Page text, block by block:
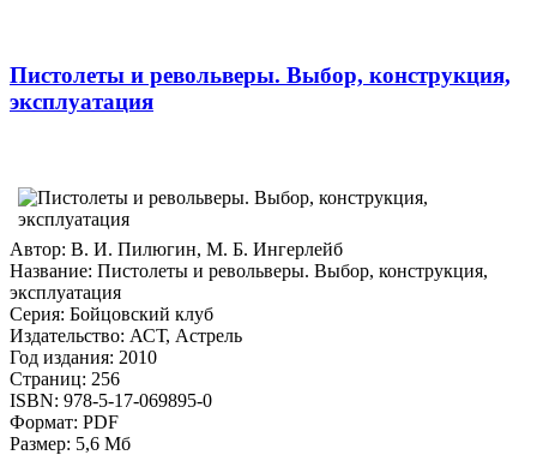
Пистолеты и револьверы. Выбор, конструкция,
эксплуатация
Автор: В. И. Пилюгин, М. Б. Ингерлейб
Название: Пистолеты и револьверы. Выбор, конструкция,
эксплуатация
Серия: Бойцовский клуб
Издательство: АСТ, Астрель
Год издания: 2010
Страниц: 256
ISBN: 978-5-17-069895-0
Формат: PDF
Размер: 5,6 Мб